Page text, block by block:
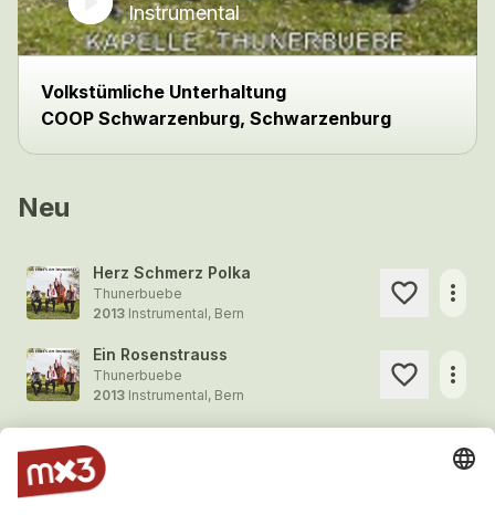
Instrumental
Volkstümliche Unterhaltung
COOP Schwarzenburg, Schwarzenburg
Neu
Herz Schmerz Polka
Thunerbuebe
2013 Instrumental, Bern
more_horiz
Ein Rosenstrauss
Thunerbuebe
2013 Instrumental, Bern
more_horiz
Thunerbuebe
2013
more_horiz